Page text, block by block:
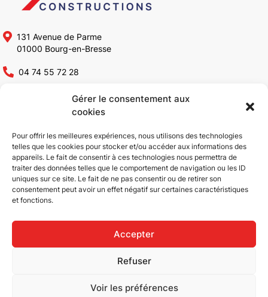
Gérer le consentement aux
cookies
Pour offrir les meilleures expériences, nous utilisons des technologies
telles que les cookies pour stocker et/ou accéder aux informations des
appareils. Le fait de consentir à ces technologies nous permettra de
traiter des données telles que le comportement de navigation ou les ID
uniques sur ce site. Le fait de ne pas consentir ou de retirer son
consentement peut avoir un effet négatif sur certaines caractéristiques
et fonctions.
Accepter
Refuser
Voir les préférences
131 Avenue de Parme
01000 Bourg-en-Bresse
04 74 55 72 28
Qui sommes-nous ?
Conception & Construction
Bâtiments industriels
Bâtiments ICPE
Bâtiments tertiaires
Extension de bâtiments
Rénovation bâtiments
industriels
Réhabilitation de bâtiments
Aménagement tertiaire
Réalisations
Actualités
Contact
Mentions légales|Confidentialité